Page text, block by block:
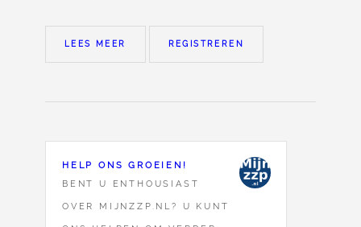
LEES MEER REGISTREREN
HELP ONS GROEIEN!
BENT U ENTHOUSIAST
OVER MIJNZZP.NL? U KUNT